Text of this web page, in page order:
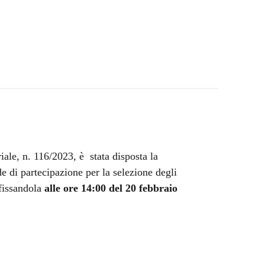
n. 116/2023, è stata disposta la
di partecipazione per la selezione degli
alle ore 14:00 del 20 febbraio